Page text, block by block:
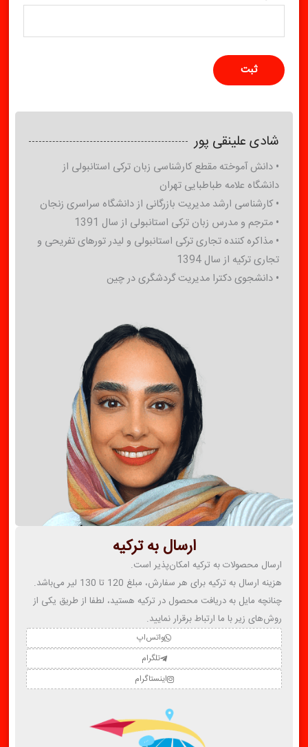
شادی علینقی پور
• دانش آموخته مقطع کارشناسی زبان ترکی استانبولی از
دانشگاه علامه طباطبایی تهران
• کارشناسی ارشد مدیریت بازرگانی از دانشگاه سراسری زنجان
• مترجم و مدرس زبان ترکی استانبولی از سال 1391
• مذاکره کننده تجاری ترکی استانبولی و لیدر تورهای تفریحی و
تجاری ترکیه از سال 1394
• دانشجوی دکترا مدیریت گردشگری در چین
ارسال به ترکیه
ارسال محصولات به ترکیه امکان‌پذیر است.
هزینه ارسال به ترکیه برای هر سفارش، مبلغ 120 تا 130 لیر می‌باشد.
چنانچه مایل به دریافت محصول در ترکیه هستید، لطفا از طریق یکی از
روش‌های زیر با ما ارتباط برقرار نمایید.
واتس‌اپ
تلگرام
اینستاگرام